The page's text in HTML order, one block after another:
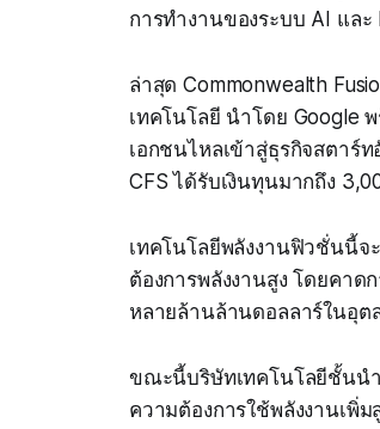
การทำงานของระบบ AI แล
ล่าสุด Commonwealth
เทคโนโลยี นำโดย Google
เอกชนไหลเข้าสู่ธุรกิจสตาร์
CFS ได้รับเงินทุนมากถึง
เทคโนโลยีพลังงานฟิวชั่นนี้จ
ต้องการพลังงานสูง โดยคา
หลายล้านล้านดอลลาร์ในอุต
ขณะนี้บริษัทเทคโนโลยีชั้นนำ
ความต้องการใช้พลังงานเพิ่